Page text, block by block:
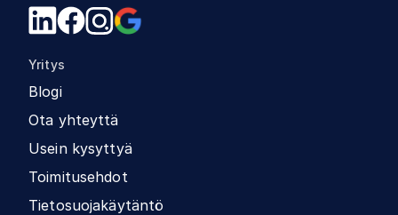
Yritys
Blogi
Ota yhteyttä
Usein kysyttyä
Toimitusehdot
Tietosuojakäytäntö